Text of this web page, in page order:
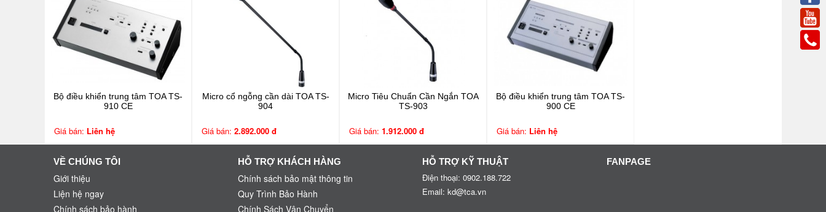
Bộ điều khiển trung tâm TOA TS-
910 CE
Giá bán: Liên hệ
Micro cổ ngỗng cần dài TOA TS-
904
Giá bán: 2.892.000 đ
Micro Tiêu Chuẩn Cần Ngắn TOA
TS-903
Giá bán: 1.912.000 đ
Bộ điều khiển trung tâm TOA TS-
900 CE
Giá bán: Liên hệ
VỀ CHÚNG TÔI
Giới thiệu
Liện hệ ngay
Chính sách bảo hành
HỖ TRỢ KHÁCH HÀNG
Chính sách bảo mật thông tin
Quy Trình Bảo Hành
Chính Sách Vận Chuyển
HỖ TRỢ KỸ THUẬT
Điện thoại: 0902.188.722
Email: kd@tca.vn
FANPAGE